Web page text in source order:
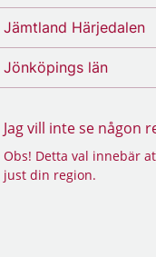
Jämtland Härjedalen
Jönköpings län
Jag vill inte se någon
Obs! Detta val innebär
just din region.